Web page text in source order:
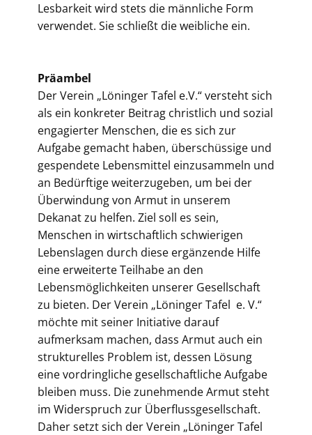
Lesbarkeit wird stets die männliche Form
verwendet. Sie schließt die weibliche ein.
Präambel
Der Verein „Löninger Tafel e.V.“ versteht sich
als ein konkreter Beitrag christlich und sozial
engagierter Menschen, die es sich zur
Aufgabe gemacht haben, überschüssige und
gespendete Lebensmittel einzusammeln und
an Bedürftige weiterzugeben, um bei der
Überwindung von Armut in unserem
Dekanat zu helfen. Ziel soll es sein,
Menschen in wirtschaftlich schwierigen
Lebenslagen durch diese ergänzende Hilfe
eine erweiterte Teilhabe an den
Lebensmöglichkeiten unserer Gesellschaft
zu bieten. Der Verein „Löninger Tafel e. V.“
möchte mit seiner Initiative darauf
aufmerksam machen, dass Armut auch ein
strukturelles Problem ist, dessen Lösung
eine vordringliche gesellschaftliche Aufgabe
bleiben muss. Die zunehmende Armut steht
im Widerspruch zur Überflussgesellschaft.
Daher setzt sich der Verein „Löninger Tafel